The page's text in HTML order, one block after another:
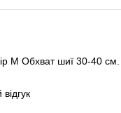
M Обхват шиї 30-40